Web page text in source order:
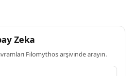
Zeka
Filomythos arşivinde arayın.